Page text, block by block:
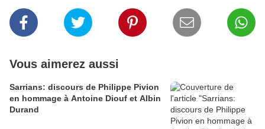
Vous aimerez aussi
Sarrians: discours de Philippe Pivion
en hommage à Antoine Diouf et Albin
Durand